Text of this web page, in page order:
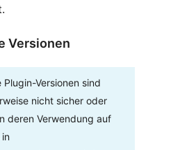
Versionen
Plugin-Versionen sind
nicht sicher oder
deren Verwendung auf
in